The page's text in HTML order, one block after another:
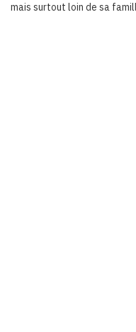
mais surtout loin de sa